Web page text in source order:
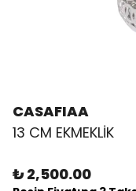
CASAFIAA
13 CM EKMEKLİK
₺ 2,500.00